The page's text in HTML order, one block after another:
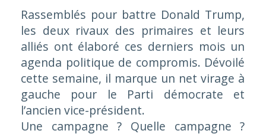
Rassemblés pour battre Donald Trump,
les deux rivaux des primaires et leurs
alliés ont élaboré ces derniers mois un
agenda politique de compromis. Dévoilé
cette semaine, il marque un net virage à
gauche pour le Parti démocrate et
l’ancien vice-président.
Une campagne ? Quelle campagne ?